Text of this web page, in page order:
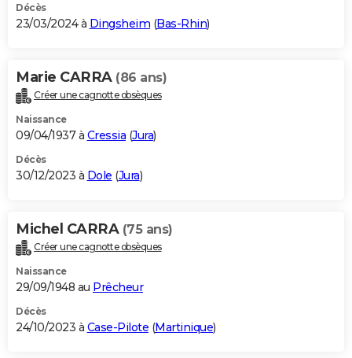
Décès
23/03/2024 à Dingsheim (Bas-Rhin)
Marie CARRA (86 ans)
Créer une cagnotte obsèques
Naissance
09/04/1937 à Cressia (Jura)
Décès
30/12/2023 à Dole (Jura)
Michel CARRA (75 ans)
Créer une cagnotte obsèques
Naissance
29/09/1948 au Prêcheur
Décès
24/10/2023 à Case-Pilote (Martinique)